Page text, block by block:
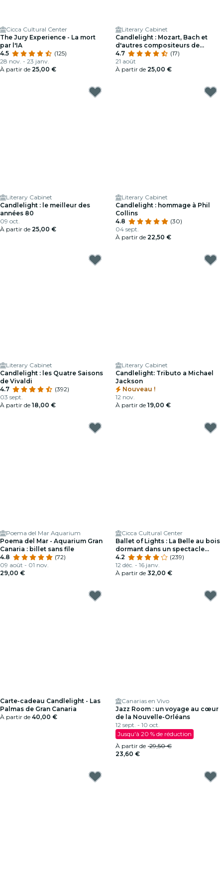
Cicca Cultural Center
The Jury Experience - La mort
par l'IA
4.5
(125)
28 nov. - 23 janv.
À partir de 25,00 €
Literary Cabinet
Candlelight : Mozart, Bach et
d'autres compositeurs de
musique classique
4.7
(17)
21 août
À partir de 25,00 €
Literary Cabinet
Candlelight : le meilleur des
années 80
09 oct.
À partir de 25,00 €
Literary Cabinet
Candlelight : hommage à Phil
Collins
4.8
(30)
04 sept.
À partir de 22,50 €
Literary Cabinet
Candlelight : les Quatre Saisons
de Vivaldi
4.7
(392)
03 sept.
À partir de 18,00 €
Literary Cabinet
Candlelight: Tributo a Michael
Jackson
Nouveau !
12 nov.
À partir de 19,00 €
Poema del Mar Aquarium
Poema del Mar - Aquarium Gran
Canaria : billet sans file
4.8
(72)
09 août - 01 nov.
29,00 €
Cicca Cultural Center
Ballet of Lights : La Belle au bois
dormant dans un spectacle
éblouissant
4.2
(239)
12 déc. - 16 janv.
À partir de 32,00 €
Carte-cadeau Candlelight - Las
Palmas de Gran Canaria
À partir de 40,00 €
Canarias en Vivo
Jazz Room : un voyage au cœur
de la Nouvelle-Orléans
12 sept. - 10 oct.
Jusqu'à 20 % de réduction
À partir de 29,50 €
23,60 €